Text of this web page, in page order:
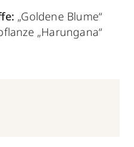
„Goldene Blume“
„Harungana“